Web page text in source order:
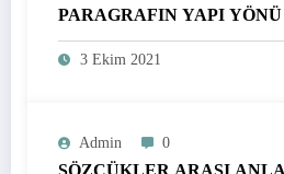
PARAGRAFIN YAPI YÖNÜ
3 Ekim 2021
Admin 0
SÖZCÜKLER ARASI